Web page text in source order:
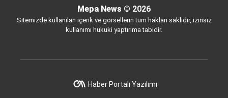
Mepa News © 2026
Sitemizde kullanılan içerik ve görsellerin tüm hakları saklıdır, izinsiz
kullanımı hukuki yaptırıma tabidir.
Haber Portalı Yazılımı